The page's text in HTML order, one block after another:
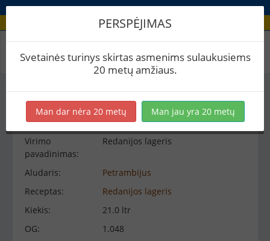
Virimo peržiūra
−
Virimo informacija
Virimo
pavadinimas:
Redanijos lageris
Aludaris:
Petrambijus
Receptas:
Redanijos lageris
Kiekis:
21.0 ltr
OG:
1.048
PERSPĖJIMAS
Svetainės turinys skirtas asmenims sulaukusiems
20 metų amžiaus.
Man dar nėra 20 metų Man jau yra 20 metų